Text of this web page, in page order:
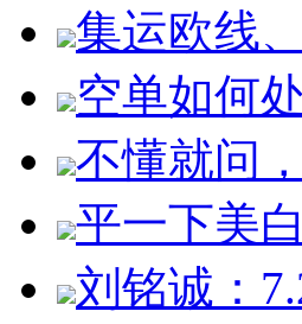
集运欧线
空单如何
不懂就问
平一下美
刘铭诚：